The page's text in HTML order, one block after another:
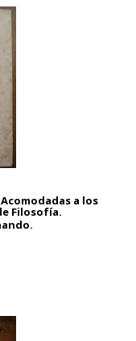
a los
Filosofía.